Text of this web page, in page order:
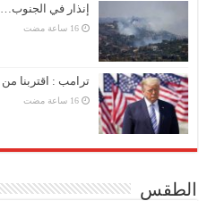
إنذار في الجنوب…
‏16 ساعة مضت
ترامب : اقتربنا من
‏16 ساعة مضت
الطقس